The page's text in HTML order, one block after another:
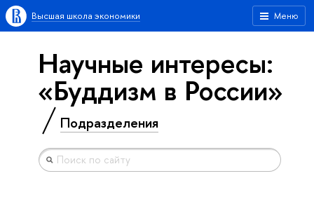
Меню
Высшая школа экономики
Научные интересы:
«Буддизм в России»
Подразделения